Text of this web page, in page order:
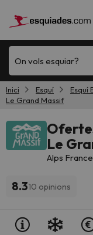
On vols esquiar?
Inici Esquí Esquí
Le Grand Massif
Le
Alps
8.310 opinions